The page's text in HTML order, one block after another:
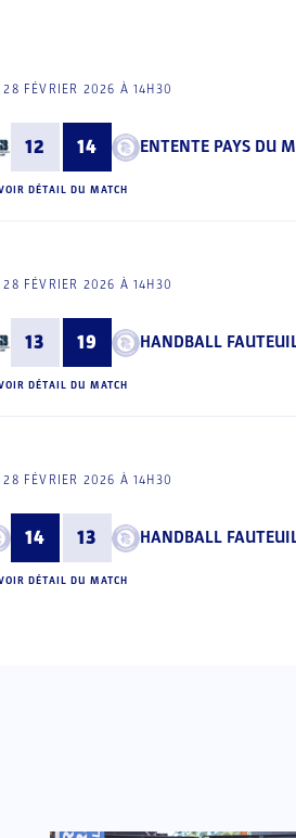
28 FÉVRIER 2026 À 14H30
12 14 ENTENTE PAYS DU
DÉTAIL DU MATCH
28 FÉVRIER 2026 À 14H30
13 19 HANDBALL
DÉTAIL DU MATCH
28 FÉVRIER 2026 À 14H30
14 13 HANDBALL
DÉTAIL DU MATCH